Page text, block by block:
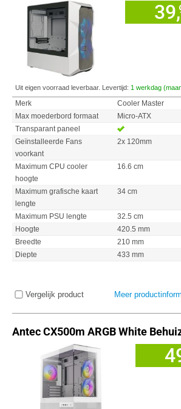
39,
Uit eigen voorraad leverbaar. Levertijd: 1 werkdag
Merk
Cooler Master
Max moederbord formaat
Micro-ATX
Transparant paneel
Geïnstalleerde Fans
voorkant
2x 120mm
Maximum CPU cooler
hoogte
16.6 cm
Maximum grafische kaart
lengte
34 cm
Maximum PSU lengte
32.5 cm
Hoogte
420.5 mm
Breedte
210 mm
Diepte
433 mm
Vergelijk product Meer
Antec CX500m ARGB White